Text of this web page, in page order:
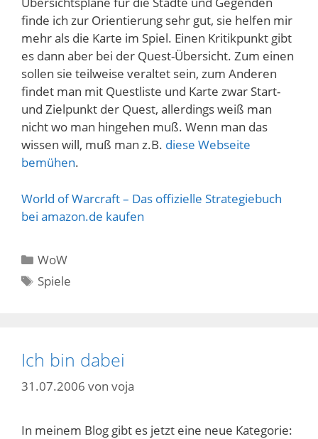
finde ich zur Orientierung sehr gut, sie helfen mir
mehr als die Karte im Spiel. Einen Kritikpunkt gibt
es dann aber bei der Quest-Übersicht. Zum einen
sollen sie teilweise veraltet sein, zum Anderen
findet man mit Questliste und Karte zwar Start-
und Zielpunkt der Quest, allerdings weiß man
nicht wo man hingehen muß. Wenn man das
wissen will, muß man z.B. diese Webseite
bemühen.
World of Warcraft – Das offizielle Strategiebuch
bei amazon.de kaufen
Kategorien
WoW
Schlagwörter
Spiele
Ich bin dabei
31.07.2006 von voja
In meinem Blog gibt es jetzt eine neue Kategorie: